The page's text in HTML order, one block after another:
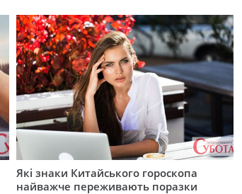
Які знаки Китайського гороскопа
найважче переживають поразки